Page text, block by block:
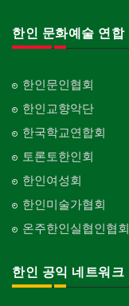
한인 문화예술 연합
한인문인협회
한인교향악단
한국학교연합회
토론토한인회
한인여성회
한인미술가협회
온주한인실협인협회
한인 공익 네트워크